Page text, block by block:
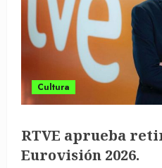
Cultura
RTVE aprueba
Eurovisión 2026.